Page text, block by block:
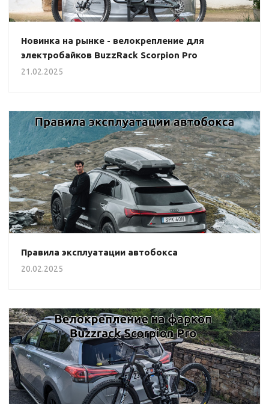
Новинка на рынке - велокрепление для
электробайков BuzzRack Scorpion Pro
21.02.2025
Правила эксплуатации автобокса
20.02.2025